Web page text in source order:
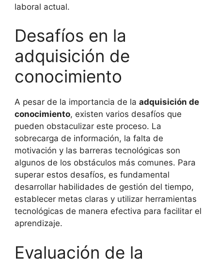
laboral actual.
Desafíos en la
adquisición de
conocimiento
A pesar de la importancia de la adquisición de
conocimiento, existen varios desafíos que
pueden obstaculizar este proceso. La
sobrecarga de información, la falta de
motivación y las barreras tecnológicas son
algunos de los obstáculos más comunes. Para
superar estos desafíos, es fundamental
desarrollar habilidades de gestión del tiempo,
establecer metas claras y utilizar herramientas
tecnológicas de manera efectiva para facilitar el
aprendizaje.
Evaluación de la